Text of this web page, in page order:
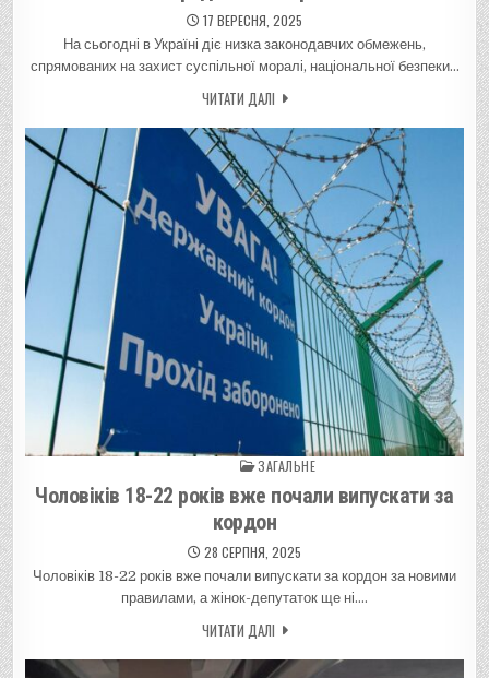
17 ВЕРЕСНЯ, 2025
На сьогодні в Україні діє низка законодавчих обмежень,
спрямованих на захист суспільної моралі, національної безпеки…
ЧИТАТИ ДАЛІ
ЗАГАЛЬНЕ
Чоловіків 18-22 років вже почали випускати за
кордон
28 СЕРПНЯ, 2025
Чоловіків 18-22 років вже почали випускати за кордон за новими
правилами, а жінок-депутаток ще ні….
ЧИТАТИ ДАЛІ